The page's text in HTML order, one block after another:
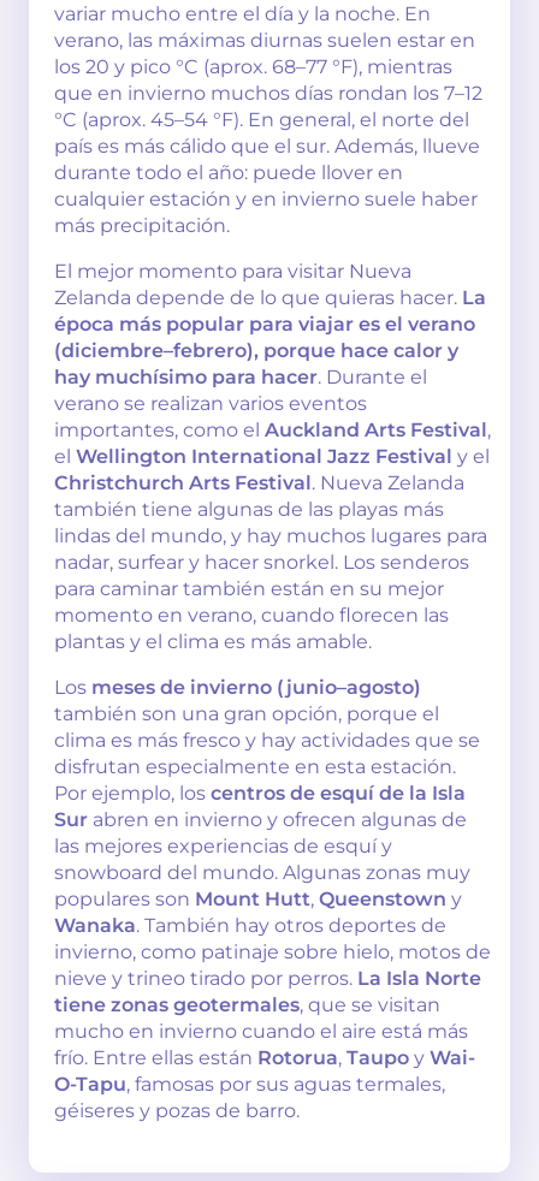
variar mucho entre el día y la noche. En
verano, las máximas diurnas suelen estar en
los 20 y pico °C (aprox. 68–77 °F), mientras
que en invierno muchos días rondan los 7–12
°C (aprox. 45–54 °F). En general, el norte del
país es más cálido que el sur. Además, llueve
durante todo el año: puede llover en
cualquier estación y en invierno suele haber
más precipitación.
El mejor momento para visitar Nueva
Zelanda depende de lo que quieras hacer. La
época más popular para viajar es el verano
(diciembre–febrero), porque hace calor y
hay muchísimo para hacer. Durante el
verano se realizan varios eventos
importantes, como el Auckland Arts Festival,
el Wellington International Jazz Festival y el
Christchurch Arts Festival. Nueva Zelanda
también tiene algunas de las playas más
lindas del mundo, y hay muchos lugares para
nadar, surfear y hacer snorkel. Los senderos
para caminar también están en su mejor
momento en verano, cuando florecen las
plantas y el clima es más amable.
Los meses de invierno (junio–agosto)
también son una gran opción, porque el
clima es más fresco y hay actividades que se
disfrutan especialmente en esta estación.
Por ejemplo, los centros de esquí de la Isla
Sur abren en invierno y ofrecen algunas de
las mejores experiencias de esquí y
snowboard del mundo. Algunas zonas muy
populares son Mount Hutt, Queenstown y
Wanaka. También hay otros deportes de
invierno, como patinaje sobre hielo, motos de
nieve y trineo tirado por perros. La Isla Norte
tiene zonas geotermales, que se visitan
mucho en invierno cuando el aire está más
frío. Entre ellas están Rotorua, Taupo y Wai-
O-Tapu, famosas por sus aguas termales,
géiseres y pozas de barro.